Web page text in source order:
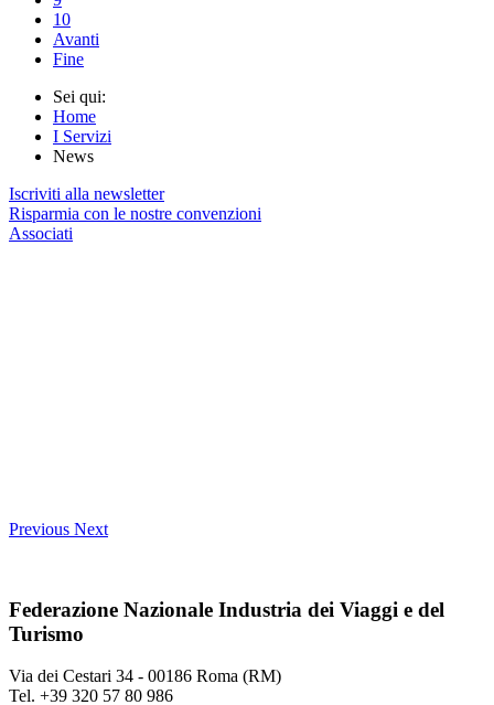
10
Avanti
Fine
Sei qui:
Home
I Servizi
News
Iscriviti alla newsletter
Risparmia con le nostre convenzioni
Associati
Previous Next
Federazione Nazionale Industria dei Viaggi e del
Turismo
Via dei Cestari 34 - 00186 Roma (RM)
Tel. +39 320 57 80 986